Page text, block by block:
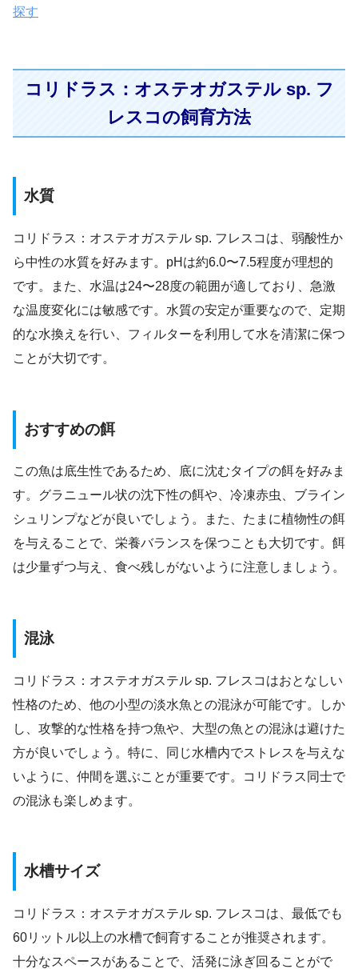
探す
コリドラス：オステオガステル sp. フ
レスコの飼育方法
水質
コリドラス：オステオガステル sp. フレスコは、弱酸性か
ら中性の水質を好みます。pHは約6.0〜7.5程度が理想的
です。また、水温は24〜28度の範囲が適しており、急激
な温度変化には敏感です。水質の安定が重要なので、定期
的な水換えを行い、フィルターを利用して水を清潔に保つ
ことが大切です。
おすすめの餌
この魚は底生性であるため、底に沈むタイプの餌を好みま
す。グラニュール状の沈下性の餌や、冷凍赤虫、ブライン
シュリンプなどが良いでしょう。また、たまに植物性の餌
を与えることで、栄養バランスを保つことも大切です。餌
は少量ずつ与え、食べ残しがないように注意しましょう。
混泳
コリドラス：オステオガステル sp. フレスコはおとなしい
性格のため、他の小型の淡水魚との混泳が可能です。しか
し、攻撃的な性格を持つ魚や、大型の魚との混泳は避けた
方が良いでしょう。特に、同じ水槽内でストレスを与えな
いように、仲間を選ぶことが重要です。コリドラス同士で
の混泳も楽しめます。
水槽サイズ
コリドラス：オステオガステル sp. フレスコは、最低でも
60リットル以上の水槽で飼育することが推奨されます。
十分なスペースがあることで、活発に泳ぎ回ることがで